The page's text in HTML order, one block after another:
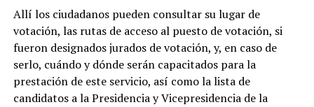
Allí los ciudadanos pueden consultar su lugar de
votación, las rutas de acceso al puesto de votación, si
fueron designados jurados de votación, y, en caso de
serlo, cuándo y dónde serán capacitados para la
prestación de este servicio, así como la lista de
candidatos a la Presidencia y Vicepresidencia de la